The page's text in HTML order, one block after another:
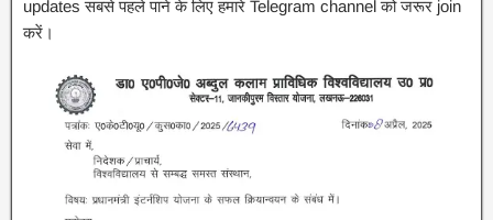
updates सबसे पहले पाने के लिए हमारे Telegram channel को जरूर join
करें।